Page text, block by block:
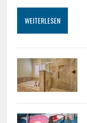
WEITERLESEN